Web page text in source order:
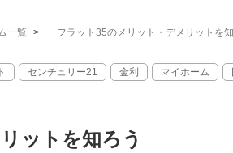
リア 新築一戸建て 中古一戸建て 中古マ
住宅ローン裏話 住宅ローンコラム 住
注文住宅について 建築実績
お知らせ お客様の声 平塚店 小田原
一覧 > フラット35のメリット・デメリットを
センチュリー21 金利 マイホーム
ットを知ろう